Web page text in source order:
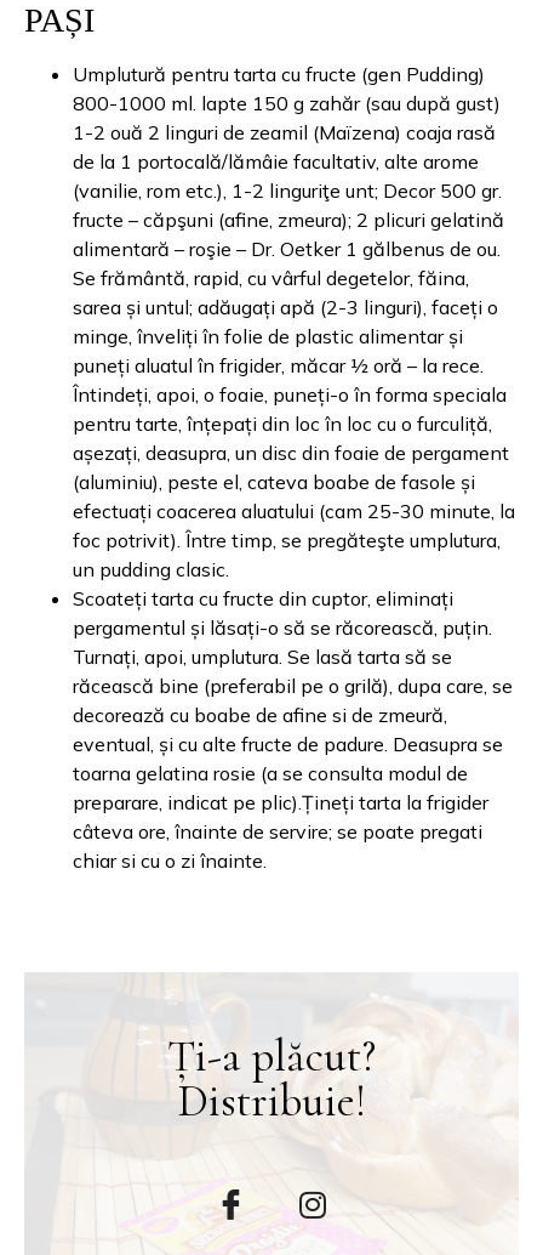
PAȘI
Umplutură pentru tarta cu fructe (gen Pudding)
800-1000 ml. lapte 150 g zahăr (sau după gust)
1-2 ouă 2 linguri de zeamil (Maïzena) coaja rasă
de la 1 portocală/lămâie facultativ, alte arome
(vanilie, rom etc.), 1-2 linguriţe unt; Decor 500 gr.
fructe – căpşuni (afine, zmeura); 2 plicuri gelatină
alimentară – roşie – Dr. Oetker 1 gălbenus de ou.
Se frământă, rapid, cu vârful degetelor, făina,
sarea și untul; adăugați apă (2-3 linguri), faceți o
minge, înveliți în folie de plastic alimentar și
puneți aluatul în frigider, măcar ½ oră – la rece.
Întindeți, apoi, o foaie, puneți-o în forma speciala
pentru tarte, înțepați din loc în loc cu o furculiță,
așezați, deasupra, un disc din foaie de pergament
(aluminiu), peste el, cateva boabe de fasole și
efectuați coacerea aluatului (cam 25-30 minute, la
foc potrivit). Între timp, se pregăteşte umplutura,
un pudding clasic.
Scoateți tarta cu fructe din cuptor, eliminați
pergamentul și lăsați-o să se răcorească, puțin.
Turnați, apoi, umplutura. Se lasă tarta să se
răcească bine (preferabil pe o grilă), dupa care, se
decorează cu boabe de afine si de zmeură,
eventual, și cu alte fructe de padure. Deasupra se
toarna gelatina rosie (a se consulta modul de
preparare, indicat pe plic).Țineți tarta la frigider
câteva ore, înainte de servire; se poate pregati
chiar si cu o zi înainte.
Ți-a plăcut?
Distribuie!